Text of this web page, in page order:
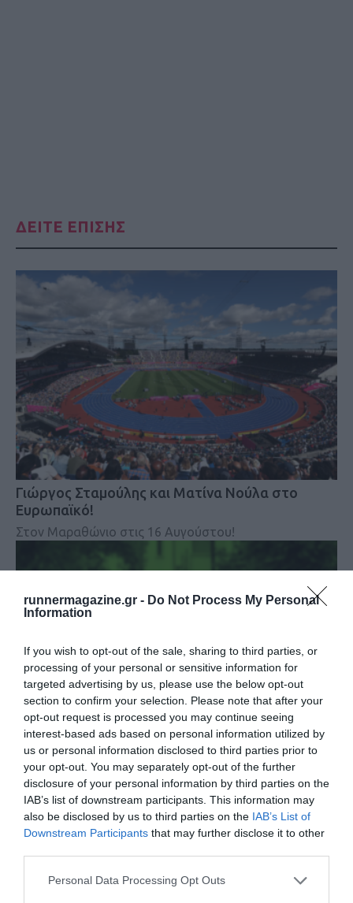
runnermagazine.gr - Do Not Process My Personal
Information
If you wish to opt-out of the sale, sharing to third parties, or
processing of your personal or sensitive information for
targeted advertising by us, please use the below opt-out
section to confirm your selection. Please note that after your
opt-out request is processed you may continue seeing
interest-based ads based on personal information utilized by
us or personal information disclosed to third parties prior to
your opt-out. You may separately opt-out of the further
disclosure of your personal information by third parties on the
IAB’s list of downstream participants. This information may
also be disclosed by us to third parties on the IAB’s List of
Downstream Participants that may further disclose it to other
Personal Data Processing Opt Outs
ΔΕΙΤΕ ΕΠΙΣΗΣ
Γιώργος Σταμούλης και Ματίνα Νούλα στο
Ευρωπαϊκό!
Στον Μαραθώνιο στις 16 Αυγούστου!
Άνοιγμα εγγραφών για το 12th Lycabettus Run
Δείτε περισσότερα